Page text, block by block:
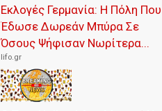
Εκλογές Γερμανία: Η Πόλη Που
Έδωσε Δωρεάν Μπύρα Σε
Όσους Ψήφισαν Νωρίτερα...
lifo.gr